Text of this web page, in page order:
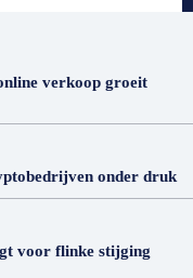
verkoop groeit
onder druk
voor flinke stijging